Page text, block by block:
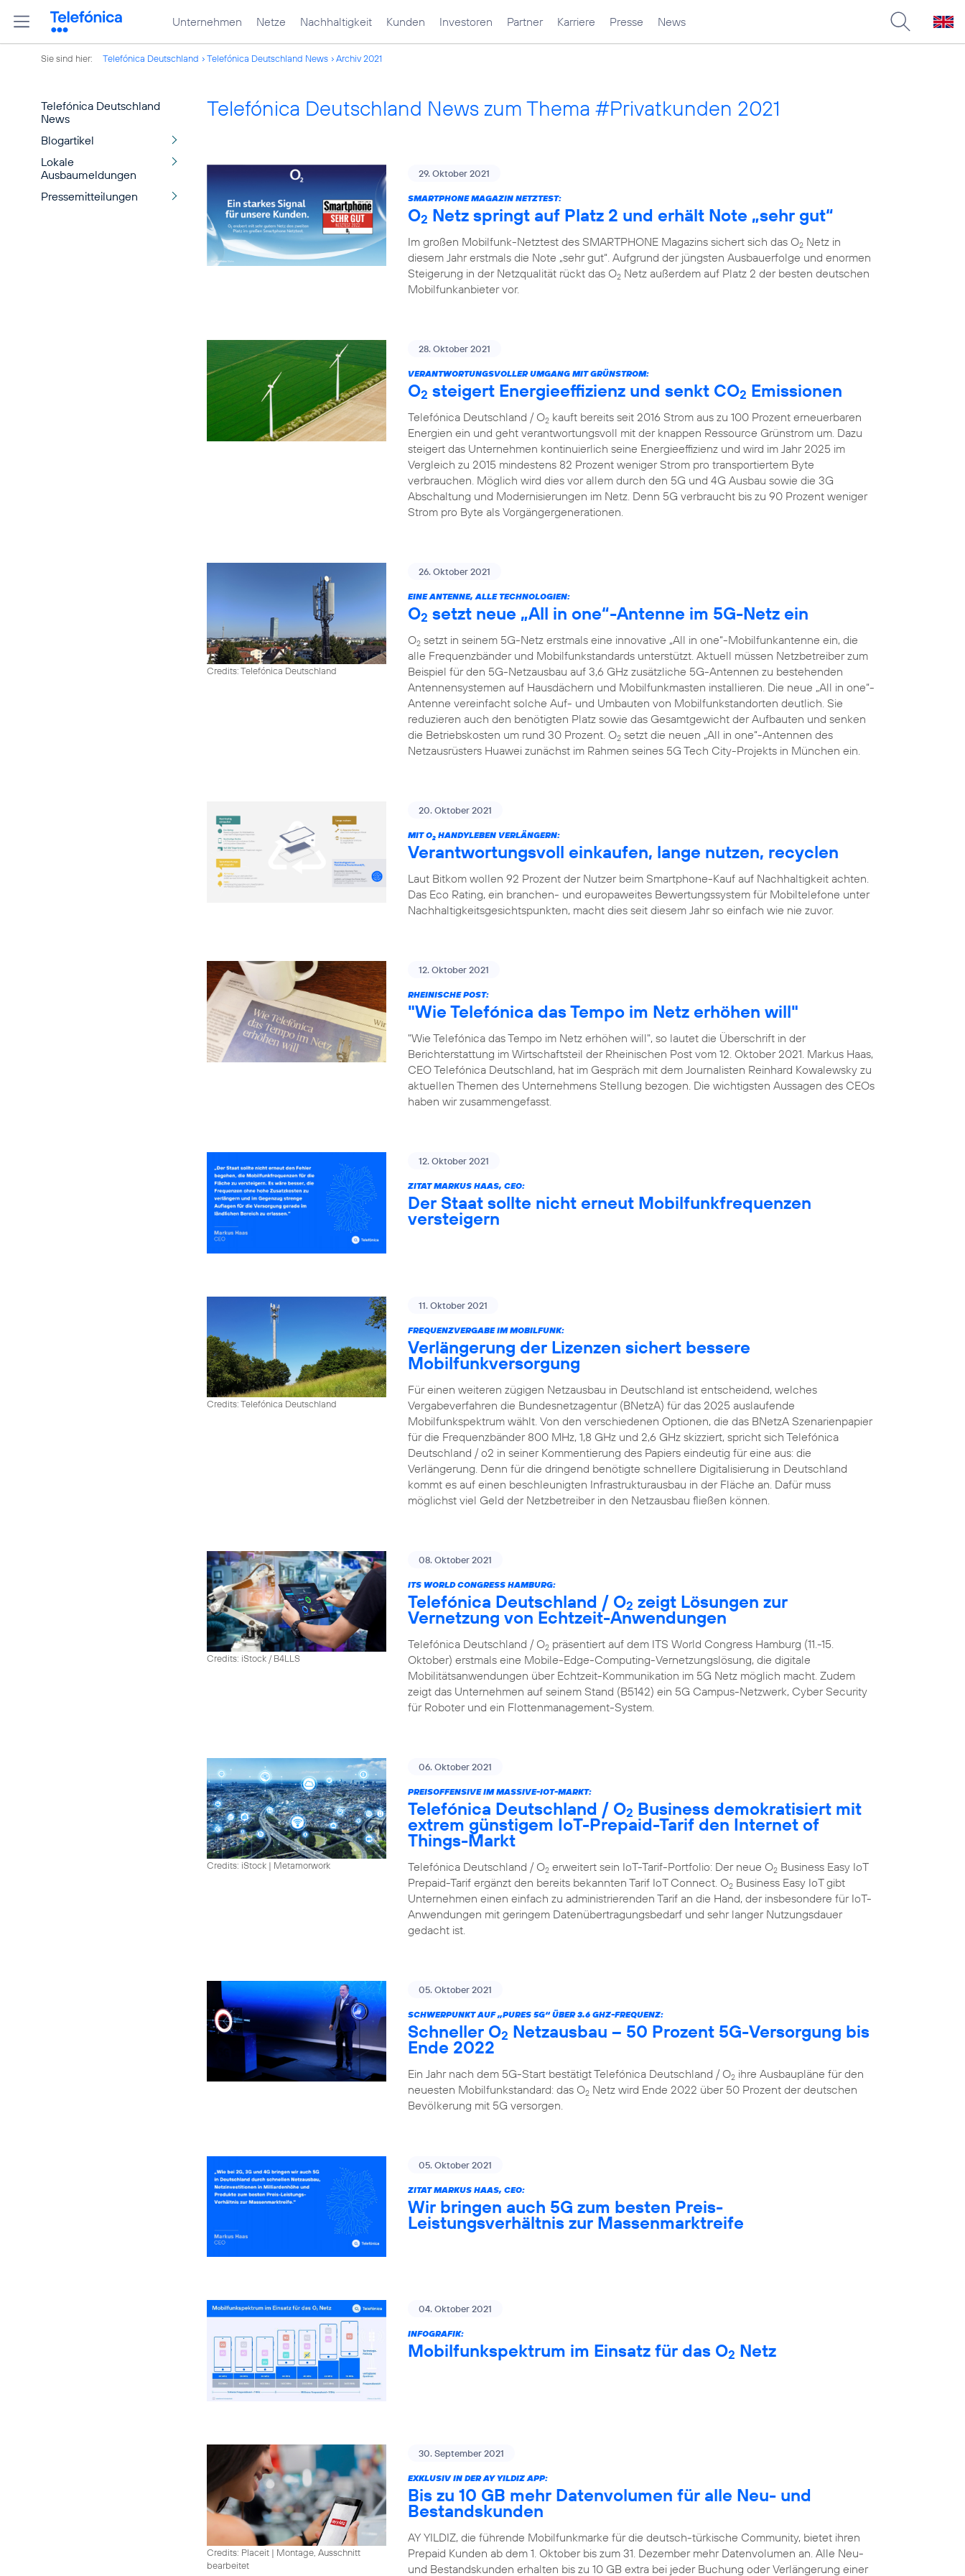
Unternehmen Netze Nachhaltigkeit Kunden Investoren Partner Karriere Presse News
Sie sind hier: Telefónica Deutschland Telefónica Deutschland News Archiv 2021
Telefónica Deutschland
News
Blogartikel
Lokale
Ausbaumeldungen
Pressemitteilungen
Telefónica Deutschland News zum Thema #Privatkunden 2021
29. Oktober 2021
SMARTPHONE MAGAZIN NETZTEST:
O2 Netz springt auf Platz 2 und erhält Note „sehr gut“
Im großen Mobilfunk-Netztest des SMARTPHONE Magazins sichert sich das O2 Netz in
diesem Jahr erstmals die Note „sehr gut“. Aufgrund der jüngsten Ausbauerfolge und enormen
Steigerung in der Netzqualität rückt das O2 Netz außerdem auf Platz 2 der besten deutschen
Mobilfunkanbieter vor.
28. Oktober 2021
VERANTWORTUNGSVOLLER UMGANG MIT GRÜNSTROM:
O2 steigert Energieeffizienz und senkt CO2 Emissionen
Telefónica Deutschland / O2 kauft bereits seit 2016 Strom aus zu 100 Prozent erneuerbaren
Energien ein und geht verantwortungsvoll mit der knappen Ressource Grünstrom um. Dazu
steigert das Unternehmen kontinuierlich seine Energieeffizienz und wird im Jahr 2025 im
Vergleich zu 2015 mindestens 82 Prozent weniger Strom pro transportiertem Byte
verbrauchen. Möglich wird dies vor allem durch den 5G und 4G Ausbau sowie die 3G
Abschaltung und Modernisierungen im Netz. Denn 5G verbraucht bis zu 90 Prozent weniger
Strom pro Byte als Vorgängergenerationen.
Credits: Telefónica Deutschland
26. Oktober 2021
EINE ANTENNE, ALLE TECHNOLOGIEN:
O2 setzt neue „All in one“-Antenne im 5G-Netz ein
O2 setzt in seinem 5G-Netz erstmals eine innovative „All in one“-Mobilfunkantenne ein, die
alle Frequenzbänder und Mobilfunkstandards unterstützt. Aktuell müssen Netzbetreiber zum
Beispiel für den 5G-Netzausbau auf 3,6 GHz zusätzliche 5G-Antennen zu bestehenden
Antennensystemen auf Hausdächern und Mobilfunkmasten installieren. Die neue „All in one“-
Antenne vereinfacht solche Auf- und Umbauten von Mobilfunkstandorten deutlich. Sie
reduzieren auch den benötigten Platz sowie das Gesamtgewicht der Aufbauten und senken
die Betriebskosten um rund 30 Prozent. O2 setzt die neuen „All in one“-Antennen des
Netzausrüsters Huawei zunächst im Rahmen seines 5G Tech City-Projekts in München ein.
20. Oktober 2021
MIT O2 HANDYLEBEN VERLÄNGERN:
Verantwortungsvoll einkaufen, lange nutzen, recyclen
Laut Bitkom wollen 92 Prozent der Nutzer beim Smartphone-Kauf auf Nachhaltigkeit achten.
Das Eco Rating, ein branchen- und europaweites Bewertungssystem für Mobiltelefone unter
Nachhaltigkeitsgesichtspunkten, macht dies seit diesem Jahr so einfach wie nie zuvor.
12. Oktober 2021
RHEINISCHE POST:
"Wie Telefónica das Tempo im Netz erhöhen will"
"Wie Telefónica das Tempo im Netz erhöhen will", so lautet die Überschrift in der
Berichterstattung im Wirtschaftsteil der Rheinischen Post vom 12. Oktober 2021. Markus Haas,
CEO Telefónica Deutschland, hat im Gespräch mit dem Journalisten Reinhard Kowalewsky zu
aktuellen Themen des Unternehmens Stellung bezogen. Die wichtigsten Aussagen des CEOs
haben wir zusammengefasst.
12. Oktober 2021
ZITAT MARKUS HAAS, CEO:
Der Staat sollte nicht erneut Mobilfunkfrequenzen
versteigern
Credits: Telefónica Deutschland
11. Oktober 2021
FREQUENZVERGABE IM MOBILFUNK:
Verlängerung der Lizenzen sichert bessere
Mobilfunkversorgung
Für einen weiteren zügigen Netzausbau in Deutschland ist entscheidend, welches
Vergabeverfahren die Bundesnetzagentur (BNetzA) für das 2025 auslaufende
Mobilfunkspektrum wählt. Von den verschiedenen Optionen, die das BNetzA Szenarienpapier
für die Frequenzbänder 800 MHz, 1,8 GHz und 2,6 GHz skizziert, spricht sich Telefónica
Deutschland / o2 in seiner Kommentierung des Papiers eindeutig für eine aus: die
Verlängerung. Denn für die dringend benötigte schnellere Digitalisierung in Deutschland
kommt es auf einen beschleunigten Infrastrukturausbau in der Fläche an. Dafür muss
möglichst viel Geld der Netzbetreiber in den Netzausbau fließen können.
Credits: iStock / B4LLS
08. Oktober 2021
ITS WORLD CONGRESS HAMBURG:
Telefónica Deutschland / O2 zeigt Lösungen zur
Vernetzung von Echtzeit-Anwendungen
Telefónica Deutschland / O2 präsentiert auf dem ITS World Congress Hamburg (11.-15.
Oktober) erstmals eine Mobile-Edge-Computing-Vernetzungslösung, die digitale
Mobilitätsanwendungen über Echtzeit-Kommunikation im 5G Netz möglich macht. Zudem
zeigt das Unternehmen auf seinem Stand (B5142) ein 5G Campus-Netzwerk, Cyber Security
für Roboter und ein Flottenmanagement-System.
Credits: iStock | Metamorwork
06. Oktober 2021
PREISOFFENSIVE IM MASSIVE-IOT-MARKT:
Telefónica Deutschland / O2 Business demokratisiert mit
extrem günstigem IoT-Prepaid-Tarif den Internet of
Things-Markt
Telefónica Deutschland / O2 erweitert sein IoT-Tarif-Portfolio: Der neue O2 Business Easy IoT
Prepaid-Tarif ergänzt den bereits bekannten Tarif IoT Connect. O2 Business Easy IoT gibt
Unternehmen einen einfach zu administrierenden Tarif an die Hand, der insbesondere für IoT-
Anwendungen mit geringem Datenübertragungsbedarf und sehr langer Nutzungsdauer
gedacht ist.
05. Oktober 2021
SCHWERPUNKT AUF „PURES 5G“ ÜBER 3.6 GHZ-FREQUENZ:
Schneller O2 Netzausbau – 50 Prozent 5G-Versorgung bis
Ende 2022
Ein Jahr nach dem 5G-Start bestätigt Telefónica Deutschland / O2 ihre Ausbaupläne für den
neuesten Mobilfunkstandard: das O2 Netz wird Ende 2022 über 50 Prozent der deutschen
Bevölkerung mit 5G versorgen.
05. Oktober 2021
ZITAT MARKUS HAAS, CEO:
Wir bringen auch 5G zum besten Preis-
Leistungsverhältnis zur Massenmarktreife
04. Oktober 2021
INFOGRAFIK:
Mobilfunkspektrum im Einsatz für das O2 Netz
Credits: Placeit | Montage, Ausschnitt
bearbeitet
30. September 2021
EXKLUSIV IN DER AY YILDIZ APP:
Bis zu 10 GB mehr Datenvolumen für alle Neu- und
Bestandskunden
AY YILDIZ, die führende Mobilfunkmarke für die deutsch-türkische Community, bietet ihren
Prepaid Kunden ab dem 1. Oktober bis zum 31. Dezember mehr Datenvolumen an. Alle Neu-
und Bestandskunden erhalten bis zu 10 GB extra bei jeder Buchung oder Verlängerung einer